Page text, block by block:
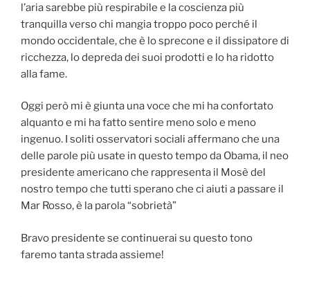
l’aria sarebbe più respirabile e la coscienza più
tranquilla verso chi mangia troppo poco perché il
mondo occidentale, che è lo sprecone e il dissipatore di
ricchezza, lo depreda dei suoi prodotti e lo ha ridotto
alla fame.
Oggi però mi è giunta una voce che mi ha confortato
alquanto e mi ha fatto sentire meno solo e meno
ingenuo. I soliti osservatori sociali affermano che una
delle parole più usate in questo tempo da Obama, il neo
presidente americano che rappresenta il Mosè del
nostro tempo che tutti sperano che ci aiuti a passare il
Mar Rosso, è la parola “sobrietà”
Bravo presidente se continuerai su questo tono
faremo tanta strada assieme!